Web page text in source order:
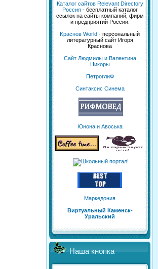
Каталог сайтов Relevant Directory
Россия- бесплатный каталог
ссылок на сайты компаний, фирм
и предприятий России.
Kраснов World - персональный
литературный сайт Игоря
Краснова
Сайт Людмилы и Валентина
Никоры
ПетроглиФ
Синтаксис Синема
Юнона и Авоська
Маркедония
Виртуальный Каменск-
Уральский
Наша кнопка